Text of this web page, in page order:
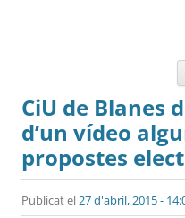
CiU de Blanes
d’un vídeo
propostes
Publicat el27 d'abril, 2015 -